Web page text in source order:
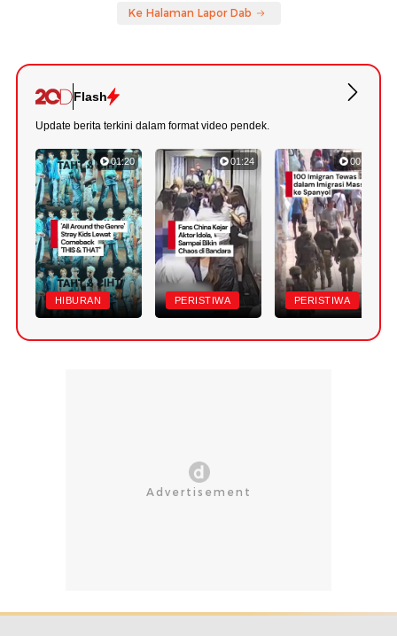
Ke Halaman Lapor Dab
Flash
Update berita terkini dalam format video pendek.
01:20
HIBURAN
01:24
PERISTIWA
00:42
PERISTIWA